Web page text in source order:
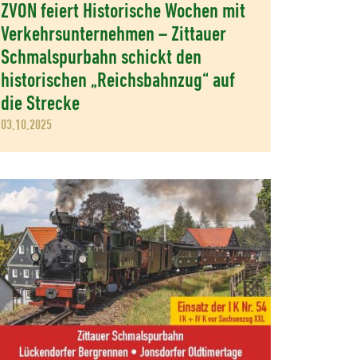
ZVON feiert Historische Wochen mit
Verkehrsunternehmen – Zittauer
Schmalspurbahn schickt den
historischen „Reichsbahnzug“ auf
die Strecke
03.10.2025